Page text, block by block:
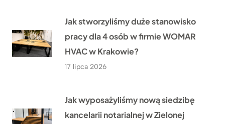
Jak stworzyliśmy duże stanowisko
pracy dla 4 osób w firmie WOMAR
HVAC w Krakowie?
17 lipca 2026
Jak wyposażyliśmy nową siedzibę
kancelarii notarialnej w Zielonej